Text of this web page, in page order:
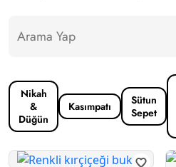
Nikah
&
Düğün
Kasımpatı
Sütun
Sepet